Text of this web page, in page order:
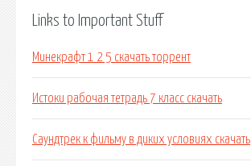
Links to Important Stuff
Минекрафт 1 2 5 скачать торрент
Истоки рабочая тетрадь 7 класс скачать
Саундтрек к фильму в диких условиях скачать